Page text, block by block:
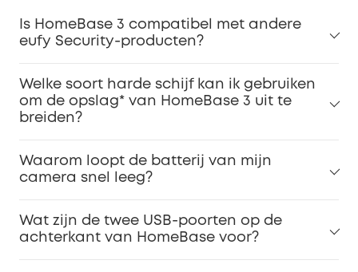
Is HomeBase 3 compatibel met andere
eufy Security-producten?
Welke soort harde schijf kan ik gebruiken
om de opslag* van HomeBase 3 uit te
breiden?
Waarom loopt de batterij van mijn
camera snel leeg?
Wat zijn de twee USB-poorten op de
achterkant van HomeBase voor?